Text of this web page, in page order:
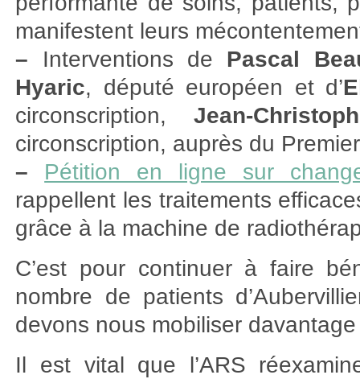
manifestent leurs
– Interventions de Pascal
Hyaric, député européen et d’
circonscription, Jean-
circonscription, auprès du
–
Pétition en ligne sur
rappellent les traitements
grâce à la machine de
C’est pour continuer à faire
nombre de patients
devons nous mobiliser
Il est vital que l’ARS